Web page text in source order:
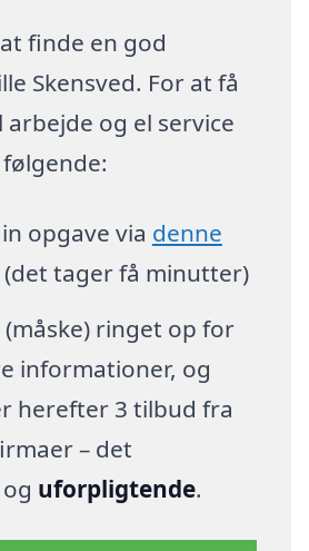
finde en god
Skensved. For at få
arbejde og el service
opgave via denne
tager få minutter)
(måske) ringet op for
informationer, og
herefter 3 tilbud fra
– det
uforpligtende.